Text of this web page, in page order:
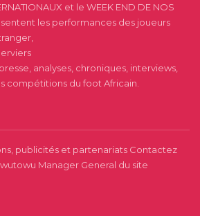
et le WEEK END DE NOS
les performances des joueurs
analyses, chroniques, interviews,
compétitions du foot Africain.
publicités et partenariats Contactez
Manager General du site